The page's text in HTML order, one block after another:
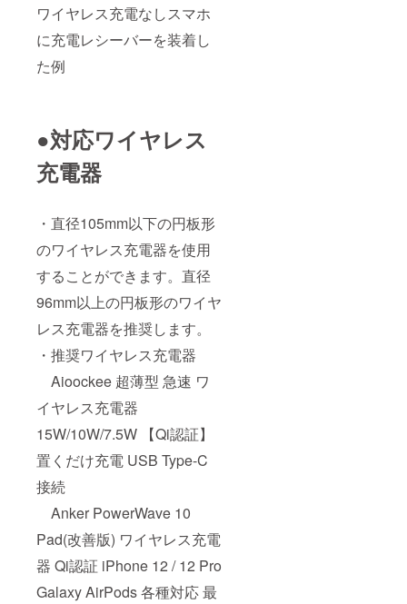
ワイヤレス充電なしスマホ
に充電レシーバーを装着し
た例
●対応ワイヤレス
充電器
・直径105mm以下の円板形
のワイヤレス充電器を使用
することができます。直径
96mm以上の円板形のワイヤ
レス充電器を推奨します。
・推奨ワイヤレス充電器
Aioockee 超薄型 急速 ワ
イヤレス充電器
15W/10W/7.5W 【Qi認証】
置くだけ充電 USB Type-C
接続
Anker PowerWave 10
Pad(改善版) ワイヤレス充電
器 Qi認証 iPhone 12 / 12 Pro
Galaxy AirPods 各種対応 最